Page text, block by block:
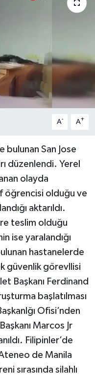
A- A+
bulunan San Jose
düzenlendi. Yerel
olayda
öğrencisi olduğu ve
aktarıldı.
teslim olduğu
ise yaralandığı
hastanelerde
güvenlik görevllisi
Başkanı Ferdinand
başlatılması
Ofisi’nden
Marcos Jr
Filipinler’de
Ateneo de Manila
sırasında silahlı